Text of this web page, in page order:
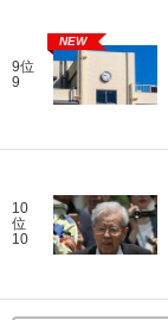
9位
9
NEW
10
位
10